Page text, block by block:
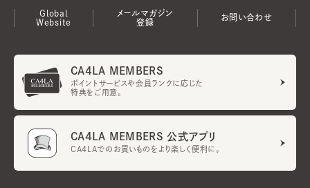
Global
Website
メールマガジン
登録
お問い合わせ
CA4LA MEMBERS
ポイントサービスや会員ランクに応じた
特典をご用意。
CA4LA MEMBERS 公式アプリ
CA4LAでのお買いものをより楽しく便利に。